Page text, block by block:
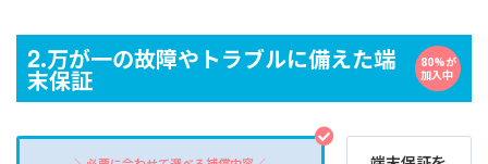
2.万が一の故障やトラブルに備えた端
末保証
80%が
加入中